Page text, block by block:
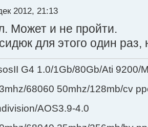
2012, 21:13
Может и не пройти.
для этого один раз,
G4 1.0/1Gb/80Gb/Ati 9200/
68060 50mhz/128mb/cv
AOS3.9-4.0